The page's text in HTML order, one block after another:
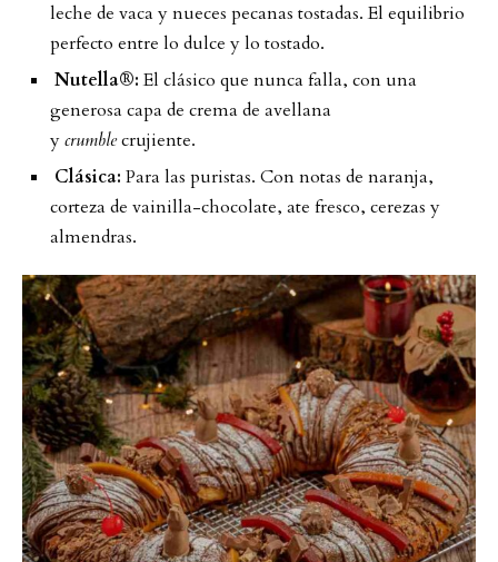
leche de vaca y nueces pecanas tostadas. El equilibrio
perfecto entre lo dulce y lo tostado.
Nutella®:El clásico que nunca falla, con una
generosa capa de crema de avellana
ycrumblecrujiente.
Clásica: Para las puristas. Con notas de naranja,
corteza de vainilla-chocolate, ate fresco, cerezas y
almendras.